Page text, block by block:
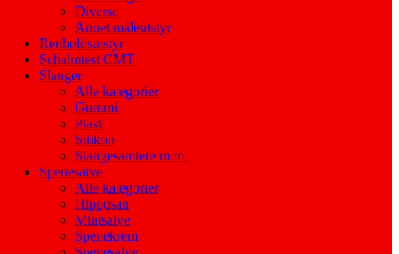
Diverse
Annet måleutstyr
Renholdsutstyr
Schalmtest CMT
Slanger
Alle kategorier
Gummi
Plast
Silikon
Slangesamlere m.m.
Spenesalve
Alle kategorier
Hipposan
Mintsalve
Spenekrem